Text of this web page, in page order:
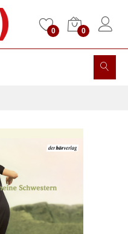
0 0